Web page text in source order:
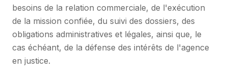
besoins de la relation commerciale, de l'exécution
de la mission confiée, du suivi des dossiers, des
obligations administratives et légales, ainsi que, le
cas échéant, de la défense des intérêts de l'agence
en justice.